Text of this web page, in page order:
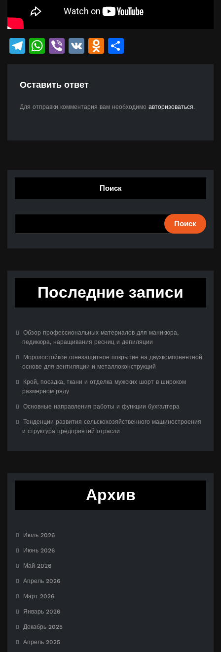
Telegram
WhatsApp
Viber
VK Odnoklassniki
Оставить ответ
Для отправки комментария вам необходимо авторизоваться.
Поиск
Поиск
Последние записи
Обзор профессиональных материалов для маникюра,
педикюра, наращивания ресниц и депиляции
Морозостойкое огнезащитное покрытие на двухкомпонентной
основе для вентиляции и металлоконструкций
Крой, посадка, ткани и отделка мужских шорт в широком
размерном ряду
Основные направления работы и функции бухгалтера
Тенденции развития сельскохозяйственного машиностроения
и структура предприятий отрасли
Архив
Июль 2026
Июнь 2026
Май 2026
Апрель 2026
Март 2026
Январь 2026
Декабрь 2025
Апрель 2025